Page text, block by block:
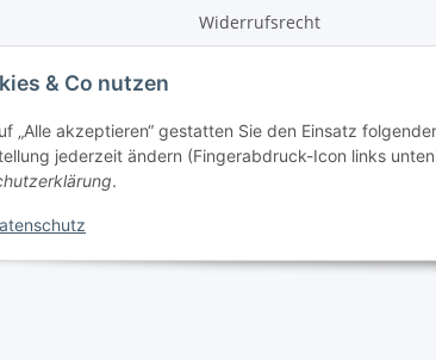
& Co nutzen
„Alle akzeptieren“ gestatten Sie den Einsatz
jederzeit ändern (Fingerabdruck-Icon links
.
Widerrufsrecht